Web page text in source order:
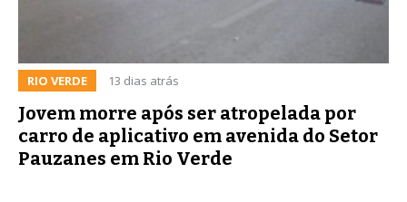
RIO VERDE 13 dias atrás
Jovem morre após ser atropelada por
carro de aplicativo em avenida do Setor
Pauzanes em Rio Verde